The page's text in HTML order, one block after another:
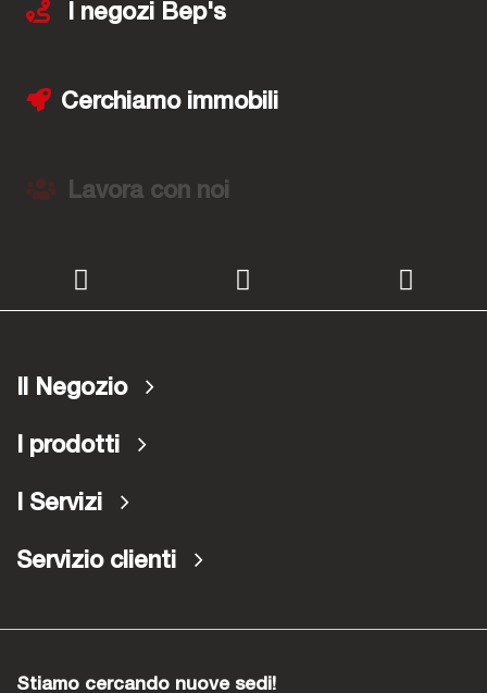
I negozi Bep's
Cerchiamo immobili
Lavora con noi
Il Negozio
I prodotti
I Servizi
Servizio clienti
Stiamo cercando nuove sedi!